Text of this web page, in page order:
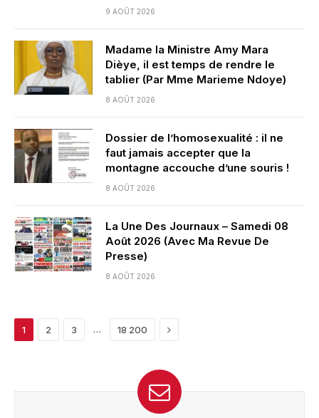
9 AOÛT 2026
Madame la Ministre Amy Mara
Dièye, il est temps de rendre le
tablier (Par Mme Marieme Ndoye)
8 AOÛT 2026
Dossier de l’homosexualité : il ne
faut jamais accepter que la
montagne accouche d’une souris !
8 AOÛT 2026
La Une Des Journaux – Samedi 08
Août 2026 (Avec Ma Revue De
Presse)
8 AOÛT 2026
1 2 3 … 18 200 Next